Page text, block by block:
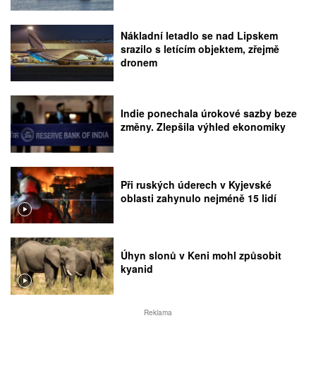
Nákladní letadlo se nad Lipskem
srazilo s letícím objektem, zřejmě
dronem
Indie ponechala úrokové sazby beze
změny. Zlepšila výhled ekonomiky
Při ruských úderech v Kyjevské
oblasti zahynulo nejméně 15 lidí
Úhyn slonů v Keni mohl způsobit
kyanid
Reklama